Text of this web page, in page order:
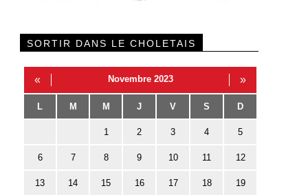
SORTIR DANS LE CHOLETAIS
« Novembre 2023 »
L M M J V S D
1 2 3 4 5
6 7 8 9 10 11 12
13 14 15 16 17 18 19